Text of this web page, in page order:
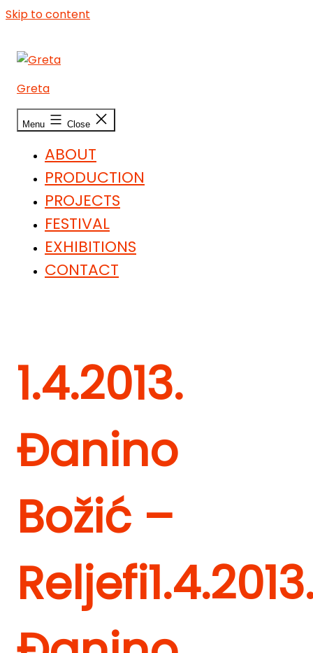
Skip to content
Greta
Menu Close
ABOUT
PRODUCTION
PROJECTS
FESTIVAL
EXHIBITIONS
CONTACT
1.4.2013.
Đanino
Božić –
Reljefi